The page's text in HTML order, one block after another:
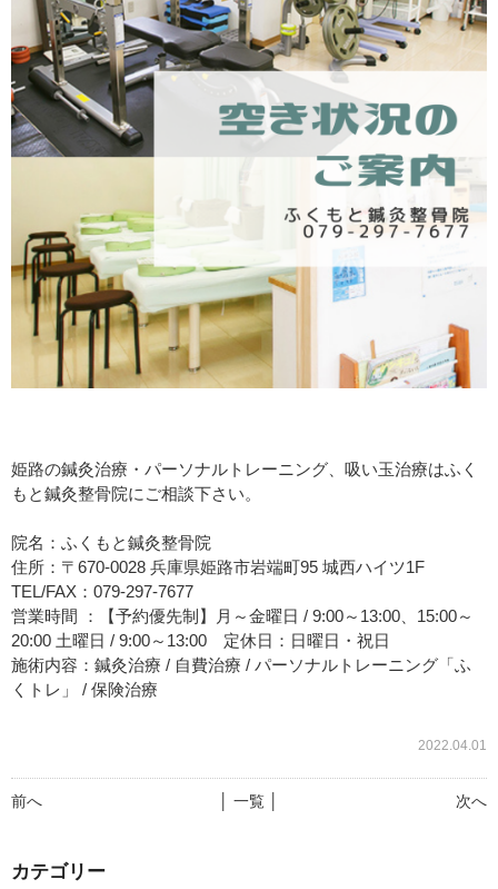
姫路の鍼灸治療・パーソナルトレーニング、吸い玉治療はふく
もと鍼灸整骨院にご相談下さい。
院名：ふくもと鍼灸整骨院
住所：〒670-0028 兵庫県姫路市岩端町95 城西ハイツ1F
TEL/FAX：079-297-7677
営業時間 ：【予約優先制】月～金曜日 / 9:00～13:00、15:00～
20:00 土曜日 / 9:00～13:00 定休日：日曜日・祝日
施術内容：鍼灸治療 / 自費治療 / パーソナルトレーニング「ふ
くトレ」 / 保険治療
2022.04.01
前へ 次へ
│ 一覧 │
カテゴリー